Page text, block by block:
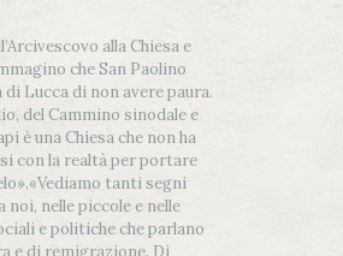
alla Chiesa e
che San Paolino
di Lucca di non avere paura.
del Cammino sinodale e
è una Chiesa che non ha
con la realtà per portare
.«Vediamo tanti segni
noi, nelle piccole e nelle
e politiche che parlano
e di remigrazione. Di